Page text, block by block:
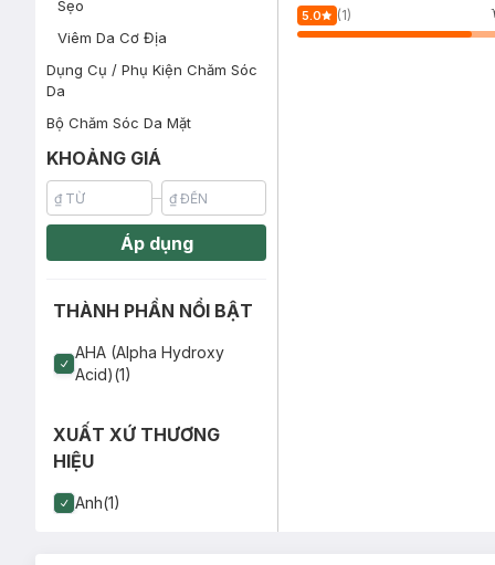
Sẹo
Viêm Da Cơ Địa
Dụng Cụ / Phụ Kiện Chăm Sóc
Da
Bộ Chăm Sóc Da Mặt
KHOẢNG GIÁ
Áp dụng
THÀNH PHẦN NỔI BẬT
AHA (Alpha Hydroxy
Acid)(1)
XUẤT XỨ THƯƠNG
HIỆU
Anh(1)
Treatment Serum -
Brighten
5.0 (1)